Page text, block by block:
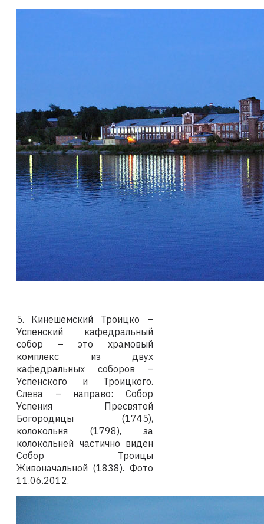
5. Кинешемский Троицко –
Успенский кафедральный
собор – это храмовый
комплекс из двух
кафедральных соборов –
Успенского и Троицкого.
Слева – направо: Собор
Успения Пресвятой
Богородицы (1745),
колокольня (1798), за
колокольней частично виден
Собор Троицы
Живоначальной (1838). Фото
11.06.2012.